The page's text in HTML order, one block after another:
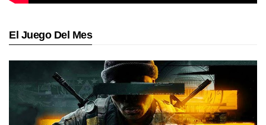
El Juego Del Mes